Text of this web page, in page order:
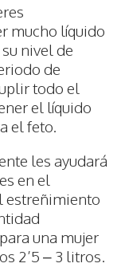
mucho líquido
nivel de
de
todo el
el líquido
el feto.
les ayudará
en el
estreñimiento
una mujer
2’5 – 3 litros.